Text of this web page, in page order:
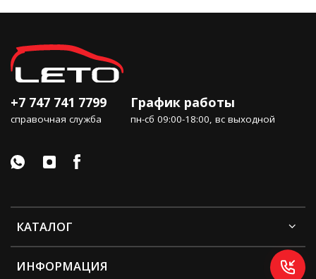
КАТАЛОГ
ИНФОРМАЦИЯ
+7 747 741 7799
справочная служба
График работы
пн-сб 09:00-18:00, вс выходной